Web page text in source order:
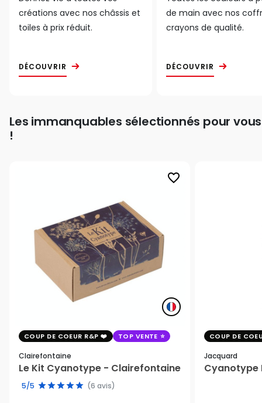
créations avec nos châssis et
toiles à prix réduit.
DÉCOUVRIR
de main avec nos
crayons de qualité.
DÉCOUVRIR
Les immanquables sélectionnés pour vous
!
favorite_border
COUP DE COEUR R&P TOP VENTE
Clairefontaine
Le Kit Cyanotype - Clairefontaine
5/5 (6 avis)
COUP DE
Jacquard
Cyanotype